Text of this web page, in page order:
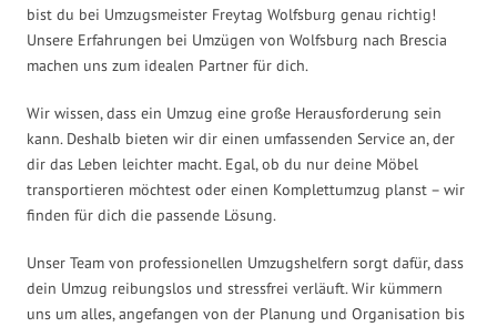
bist du bei Umzugsmeister Freytag Wolfsburg genau richtig!
Unsere Erfahrungen bei Umzügen von Wolfsburg nach Brescia
machen uns zum idealen Partner für dich.
Wir wissen, dass ein Umzug eine große Herausforderung sein
kann. Deshalb bieten wir dir einen umfassenden Service an, der
dir das Leben leichter macht. Egal, ob du nur deine Möbel
transportieren möchtest oder einen Komplettumzug planst – wir
finden für dich die passende Lösung.
Unser Team von professionellen Umzugshelfern sorgt dafür, dass
dein Umzug reibungslos und stressfrei verläuft. Wir kümmern
uns um alles, angefangen von der Planung und Organisation bis